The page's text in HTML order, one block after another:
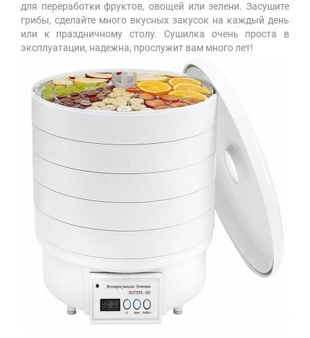
для переработки фруктов, овощей или зелени. Засушите
грибы, сделайте много вкусных закусок на каждый день
или к праздничному столу. Сушилка очень проста в
эксплуатации, надежна, прослужит вам много лет!